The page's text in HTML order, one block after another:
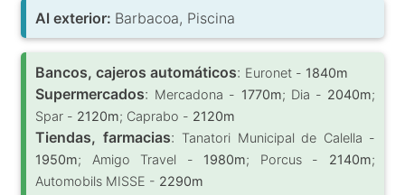
Al exterior: Barbacoa, Piscina
Bancos, cajeros automáticos: Euronet - 1840m
Supermercados: Mercadona - 1770m; Dia - 2040m;
Spar - 2120m; Caprabo - 2120m
Tiendas, farmacias: Tanatori Municipal de Calella -
1950m; Amigo Travel - 1980m; Porcus - 2140m;
Automobils MISSE - 2290m